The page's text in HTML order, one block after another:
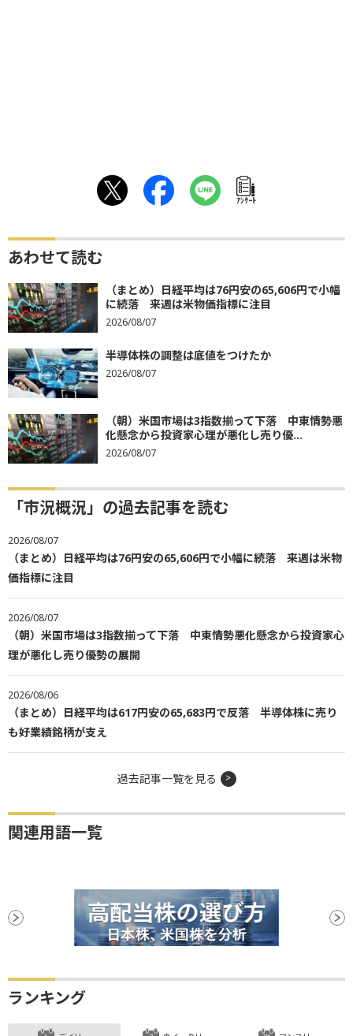
ｱﾝｹｰﾄ
あわせて読む
（まとめ）日経平均は76円安の65,606円で小幅
に続落 来週は米物価指標に注目
2026/08/07
半導体株の調整は底値をつけたか
2026/08/07
（朝）米国市場は3指数揃って下落 中東情勢悪
化懸念から投資家心理が悪化し売り優...
2026/08/07
「市況概況」の過去記事を読む
2026/08/07
（まとめ）日経平均は76円安の65,606円で小幅に続落 来週は米物
価指標に注目
2026/08/07
（朝）米国市場は3指数揃って下落 中東情勢悪化懸念から投資家心
理が悪化し売り優勢の展開
2026/08/06
（まとめ）日経平均は617円安の65,683円で反落 半導体株に売り
も好業績銘柄が支え
過去記事一覧を見る
関連用語一覧
ランキング